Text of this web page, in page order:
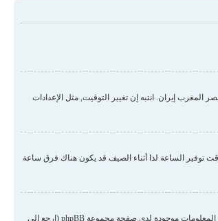
إيران. انتبه إن تغيير التوقيت, مثل الإعدادات
توفير الساعة لذا أثناء الصيف قد يكون هناك فرق ساعة
هناك احتمال أن المسؤول لم يضع لغتك من ضمن اللغات المنصبة أو لم يقم أحد بترجمة المنتدى للغتك. حاول الطلب من المسؤول أن ينصب لغتك في المنتدى, إن لم تكن موجودة لم لا تبدأ بالترجمة؟. المزيد من المعلومات موجودة لدى صفحة مجموعة phpBB (ارجع إلى